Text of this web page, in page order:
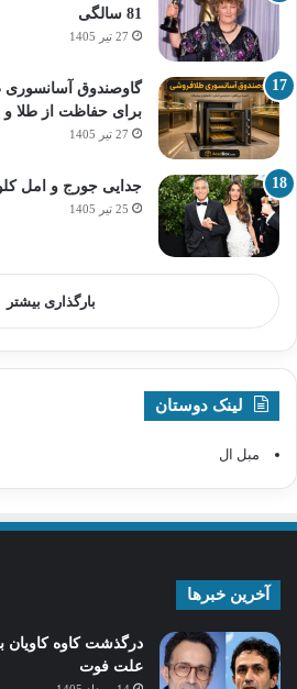
81 سالگی
27 تیر 1405
گاوصندوق آسانسوری
برای حفاظت از طلا و
27 تیر 1405
جدایی جورج و امل
25 تیر 1405
بارگذاری بیشتر
لینک دوستان
مبل ال
آخرین خبرها
درگذشت کاوه کاویان
علت فوت